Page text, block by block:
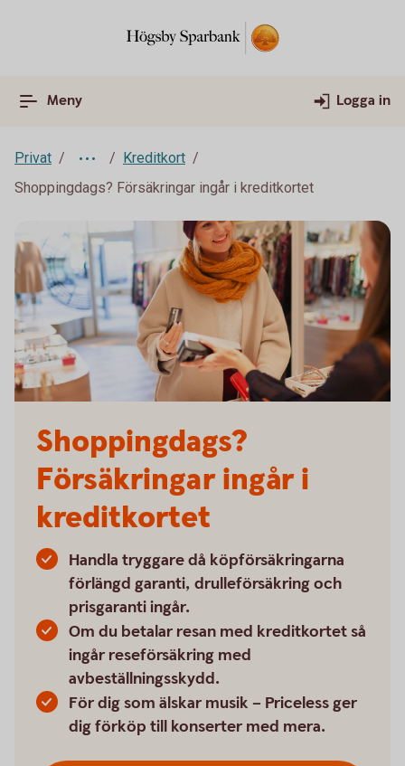
Meny Logga in
Privat
Kreditkort
Shoppingdags? Försäkringar ingår i kreditkortet
Shoppingdags?
Försäkringar ingår i
kreditkortet
Handla tryggare då köpförsäkringarna
förlängd garanti, drulleförsäkring och
prisgaranti ingår.
Om du betalar resan med kreditkortet så
ingår reseförsäkring med
avbeställningsskydd.
För dig som älskar musik – Priceless ger
dig förköp till konserter med mera.